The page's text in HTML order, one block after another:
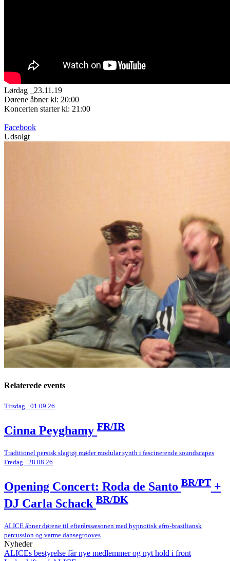
Lørdag _23.11.19
Dørene åbner kl: 20:00
Koncerten starter kl: 21:00
Facebook
Udsolgt
Relaterede events
Tirsdag _01.09.26
Cinna Peyghamy FR/IR
Traditionel persisk slagtøj møder modular synth i fascinerende soundscapes
Fredag _28.08.26
Opening Concert: Roda de Santo BR/PT +
DJ Carla Schack BR/DK
ALICE åbner dørene til efterårssæsonen med hypnotisk afro-brasiliansk
percussion og varme dansegrooves
Nyheder
ALICEs bestyrelse får nye medlemmer og nyt hold i front